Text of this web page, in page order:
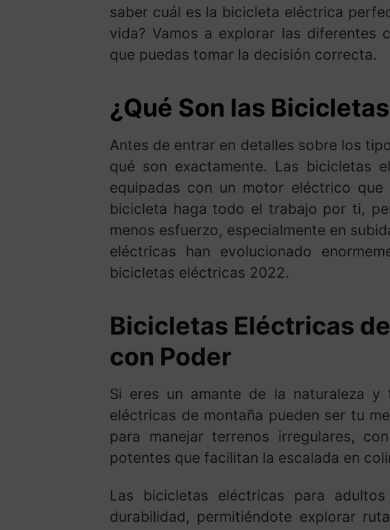
saber cuál es la bicicleta eléctrica
vida? Vamos a explorar las diferentes
que puedas tomar la decisión correcta.
¿Qué Son las
Antes de entrar en detalles sobre los
qué son exactamente. Las bicicletas
equipadas con un motor eléctrico
bicicleta haga todo el trabajo por ti,
menos esfuerzo, especialmente en
eléctricas han evolucionado
bicicletas eléctricas 2022.
Bicicletas Eléctricas
con Poder
Si eres un amante de la naturaleza
eléctricas de montaña pueden ser tu
para manejar terrenos irregulares,
potentes que facilitan la escalada en
Las bicicletas eléctricas para
durabilidad, permitiéndote explorar